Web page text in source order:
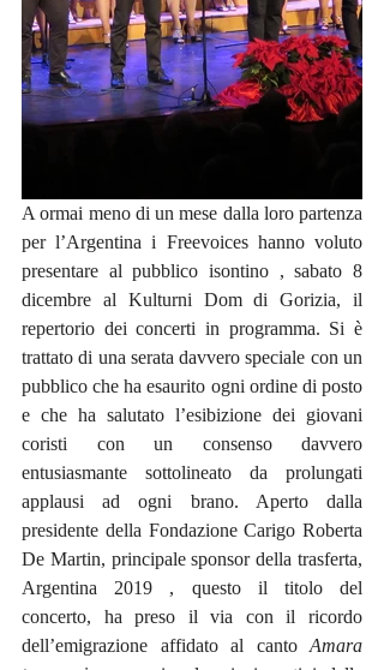
A ormai meno di un mese dalla loro partenza
per l’Argentina i Freevoices hanno voluto
presentare al pubblico isontino , sabato 8
dicembre al Kulturni Dom di Gorizia, il
repertorio dei concerti in programma. Si è
trattato di una serata davvero speciale con un
pubblico che ha esaurito ogni ordine di posto
e che ha salutato l’esibizione dei giovani
coristi con un consenso davvero
entusiasmante sottolineato da prolungati
applausi ad ogni brano. Aperto dalla
presidente della Fondazione Carigo Roberta
De Martin, principale sponsor della trasferta,
Argentina 2019 , questo il titolo del
concerto, ha preso il via con il ricordo
dell’emigrazione affidato al canto Amara